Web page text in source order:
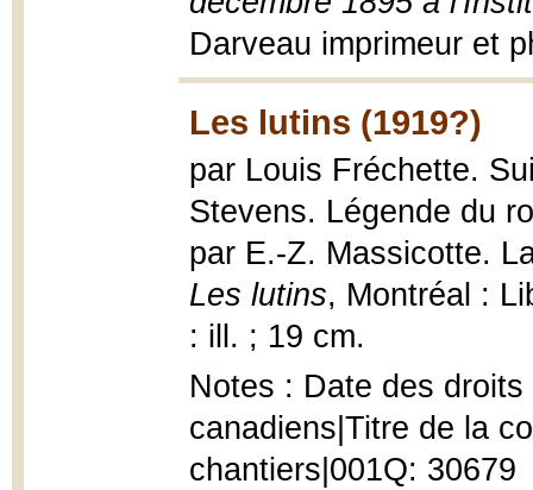
Darveau imprimeur et
Les lutins (1919?)
par Louis Fréchette.
Stevens. Légende du
par E.-Z. Massicotte.
Les lutins, Montréal :
: ill. ; 19 cm.
Notes : Date des
canadiens|Titre de la
chantiers|001Q: 30679